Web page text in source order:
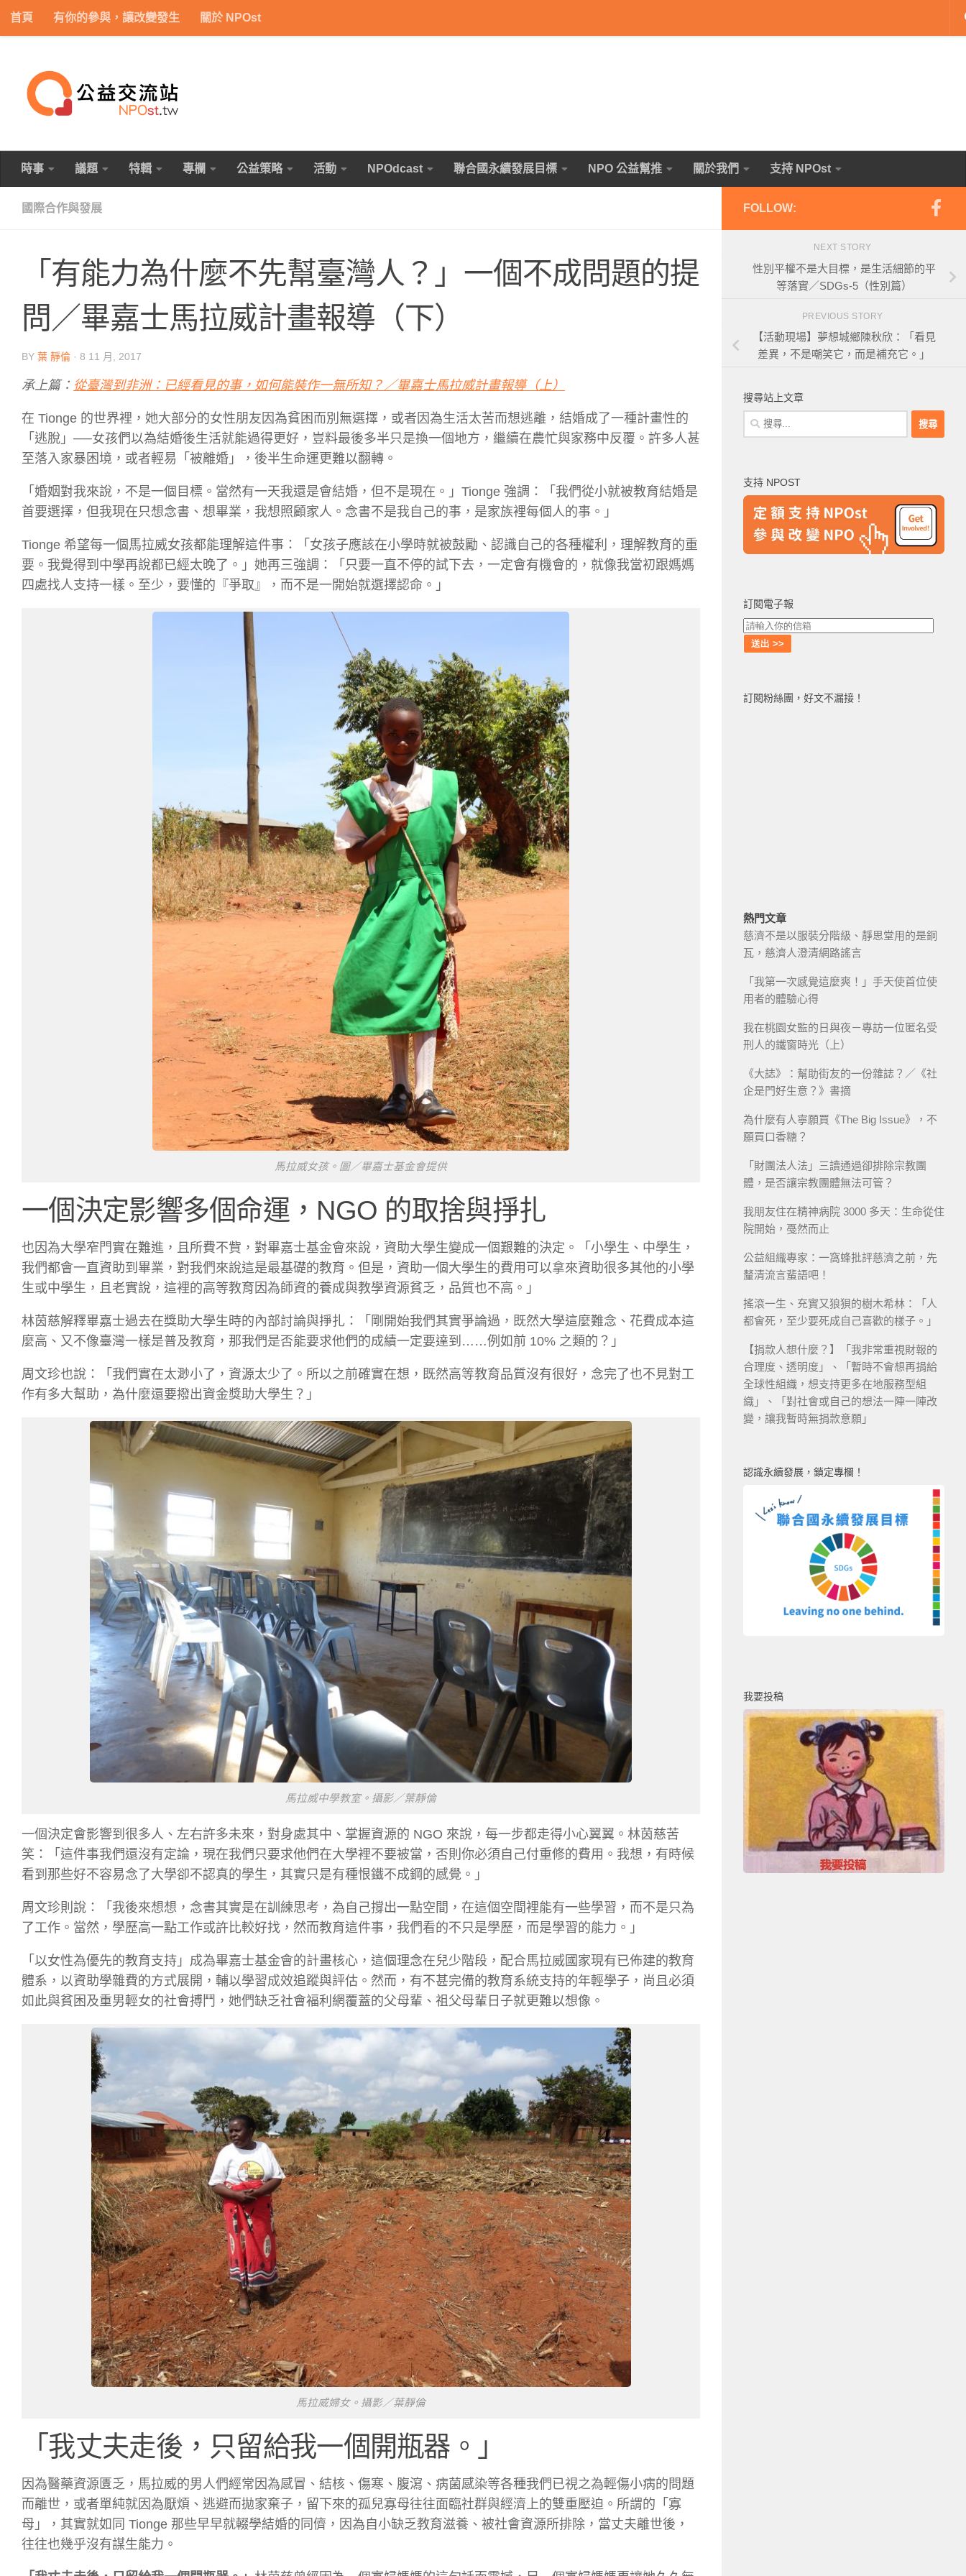
Skip to content
首頁 有你的參與，讓改變發生 關於 NPOst
時事 議題 特輯 專欄 公益策略 活動 NPOdcast 聯合國永續發展目標 NPO 公益幫推 關於我們 支持 NPOst
國際合作與發展
「有能力為什麼不先幫臺灣人？」一個不成問題的提
問／畢嘉士馬拉威計畫報導（下）
BY 葉 靜倫 · 8 11 月, 2017
承上篇： 從臺灣到非洲：已經看見的事，如何能裝作一無所知？／畢嘉士馬拉威計畫報導（上）
在 Tionge 的世界裡，她大部分的女性朋友因為貧困而別無選擇，或者因為生活太苦而想逃離，結婚成了一種計畫性的
「逃脫」──女孩們以為結婚後生活就能過得更好，豈料最後多半只是換一個地方，繼續在農忙與家務中反覆。許多人甚
至落入家暴困境，或者輕易「被離婚」，後半生命運更難以翻轉。
「婚姻對我來說，不是一個目標。當然有一天我還是會結婚，但不是現在。」Tionge 強調：「我們從小就被教育結婚是
首要選擇，但我現在只想念書、想畢業，我想照顧家人。念書不是我自己的事，是家族裡每個人的事。」
Tionge 希望每一個馬拉威女孩都能理解這件事：「女孩子應該在小學時就被鼓勵、認識自己的各種權利，理解教育的重
要。我覺得到中學再說都已經太晚了。」她再三強調：「只要一直不停的試下去，一定會有機會的，就像我當初跟媽媽
四處找人支持一樣。至少，要懂的 『爭取』 ，而不是一開始就選擇認命。」
馬拉威女孩。圖／畢嘉士基金會提供
一個決定影響多個命運，NGO 的取捨與掙扎
也因為大學窄門實在難進，且所費不貲，對畢嘉士基金會來說，資助大學生變成一個艱難的決定。「小學生、中學生，
我們都會一直資助到畢業，對我們來說這是最基礎的教育。但是，資助一個大學生的費用可以拿來資助很多其他的小學
生或中學生，且老實說，這裡的高等教育因為師資的養成與教學資源貧乏，品質也不高。」
林茵慈解釋畢嘉士過去在獎助大學生時的內部討論與掙扎：「剛開始我們其實爭論過，既然大學這麼難念、花費成本這
麼高、又不像臺灣一樣是普及教育，那我們是否能要求他們的成績一定要達到……例如前 10% 之類的？」
周文珍也說：「我們實在太渺小了，資源太少了。所以之前確實在想，既然高等教育品質沒有很好，念完了也不見對工
作有多大幫助，為什麼還要撥出資金獎助大學生？」
馬拉威中學教室。攝影／葉靜倫
一個決定會影響到很多人、左右許多未來，對身處其中、掌握資源的 NGO 來說，每一步都走得小心翼翼。林茵慈苦
笑：「這件事我們還沒有定論，現在我們只要求他們在大學裡不要被當，否則你必須自己付重修的費用。我想，有時候
看到那些好不容易念了大學卻不認真的學生，其實只是有種恨鐵不成鋼的感覺。」
周文珍則說：「我後來想想，念書其實是在訓練思考，為自己撐出一點空間，在這個空間裡能有一些學習，而不是只為
了工作。當然，學歷高一點工作或許比較好找，然而教育這件事， 我們看的不只是學歷，而是學習的能力。 」
「以女性為優先的教育支持」 成為畢嘉士基金會的計畫核心，這個理念在兒少階段，配合馬拉威國家現有已佈建的教育
體系，以資助學雜費的方式展開，輔以學習成效追蹤與評估。然而，有不甚完備的教育系統支持的年輕學子，尚且必須
如此與貧困及重男輕女的社會搏鬥，她們缺乏社會福利網覆蓋的父母輩、祖父母輩日子就更難以想像。
馬拉威婦女。攝影／葉靜倫
「我丈夫走後，只留給我一個開瓶器。」
因為醫藥資源匱乏，馬拉威的男人們經常因為感冒、 結核、傷寒、腹瀉、病菌感染等各種我們已視之為輕傷小病的問題
而離世，或者單純就因為厭煩、逃避而拋家棄子，留下來的孤兒寡母往往面臨社群與經濟上的雙重壓迫。所謂的「寡
母」，其實就如同 Tionge 那些早早就輟學結婚的同儕，因為自小缺乏教育滋養、被社會資源所排除，當丈夫離世後，
往往也幾乎沒有謀生能力。
FOLLOW:
NEXT STORY
性別平權不是大目標，是生活細節的平
等落實／SDGs-5（性別篇）
PREVIOUS STORY
【活動現場】夢想城鄉陳秋欣：「看見
差異，不是嘲笑它，而是補充它。」
搜尋站上文章
搜
尋
字:
支持 NPOST
訂閱電子報
訂閱粉絲團，好文不漏接！
熱門文章
慈濟不是以服裝分階級、靜思堂用的是銅
瓦，慈濟人澄清網路謠言
「我第一次感覺這麼爽！」手天使首位使
用者的體驗心得
我在桃園女監的日與夜－專訪一位匿名受
刑人的鐵窗時光（上）
《大誌》：幫助街友的一份雜誌？／《社
企是門好生意？》書摘
為什麼有人寧願買《The Big Issue》，不
願買口香糖？
「財團法人法」三讀通過卻排除宗教團
體，是否讓宗教團體無法可管？
我朋友住在精神病院 3000 多天：生命從住
院開始，戞然而止
公益組織專家：一窩蜂批評慈濟之前，先
釐清流言蜚語吧！
搖滾一生、充實又狼狽的樹木希林：「人
都會死，至少要死成自己喜歡的樣子。」
【捐款人想什麼？】「我非常重視財報的
合理度、透明度」、「暫時不會想再捐給
全球性組織，想支持更多在地服務型組
織」、「對社會或自己的想法一陣一陣改
變，讓我暫時無捐款意願」
認識永續發展，鎖定專欄！
我要投稿